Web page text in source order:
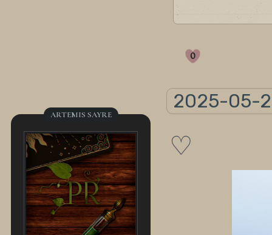
0
2025-05-
ARTEMIS SAYRE
♡